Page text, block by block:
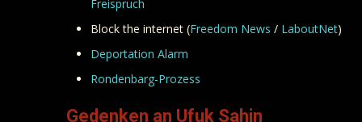
Freispruch
Block the internet (Freedom News / LaboutNet)
Deportation Alarm
Rondenbarg-Prozess
Gedenken an Ufuk Sahin